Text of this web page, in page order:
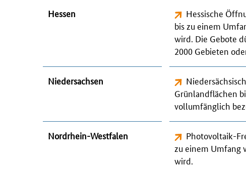
Hessen Hessische
bis zu einem
wird. Die Gebote
2000 Gebieten
Niedersachsen
Grünlandflächen
vollumfänglich
Nordrhein-Westfalen Photovoltaik-
zu einem Umfang
wird.